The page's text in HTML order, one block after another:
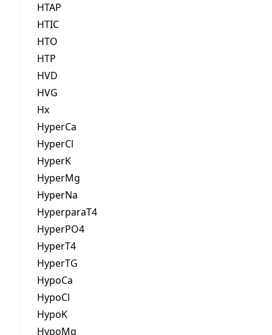
HTAP
HTIC
HTO
HTP
HVD
HVG
Hx
HyperCa
HyperCl
HyperK
HyperMg
HyperNa
HyperparaT4
HyperPO4
HyperT4
HyperTG
HypoCa
HypoCl
HypoK
HypoMg